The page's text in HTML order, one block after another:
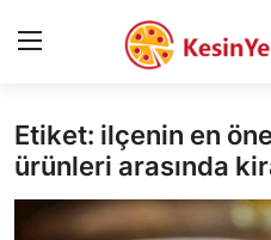
AnaSayfa
Gizlilik Sözleşmesi
Etiket: ilçenin en
ürünleri arasında